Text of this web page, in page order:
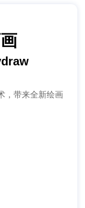
，带来全新绘画